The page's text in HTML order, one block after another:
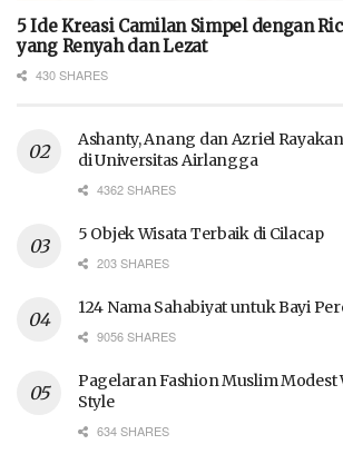
5 Ide Kreasi Camilan Simpel dengan
yang Renyah dan Lezat
430 SHARES
Ashanty, Anang dan Azriel
di Universitas Airlangga
4362 SHARES
5 Objek Wisata Terbaik di Cilacap
203 SHARES
124 Nama Sahabiyat untuk Bayi
9056 SHARES
Pagelaran Fashion Muslim Modest
Style
634 SHARES